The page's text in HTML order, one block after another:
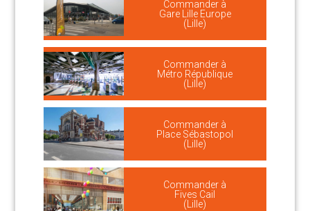
Commander à
Gare Lille Europe
(Lille)
Commander à
Métro République
(Lille)
Commander à
Place Sébastopol
(Lille)
Commander à
Fives Cail
(Lille)